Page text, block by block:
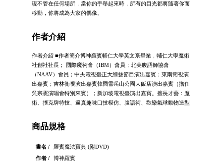
現不管在任何場所，當你的手舉起來時，所有的目光都將隨著你而
移動，你將成為大家的偶像。
作者介紹
作者介紹 ■作者簡介博神羅賓輔仁大學英文系畢業，輔仁大學魔術
社創社社長； 國際魔術會（IBM）會員；北美腹語師協會
（NAAV）會員；中央電視臺正大綜藝節目演出嘉賓；東南衛視演
出嘉賓；吉林衛視演出嘉賓韓國雪岳山公園大飯店演出嘉賓（擔任
吳宗憲演唱會特別來賓）；新加坡電視臺演出嘉賓。擅長才藝：魔
術、撲克牌特技、逼真趣味口技模仿、腹語術、歡樂氣球動物造型
商品規格
書名 /
羅賓魔法寶典 (附DVD)
作者 /
博神羅賓